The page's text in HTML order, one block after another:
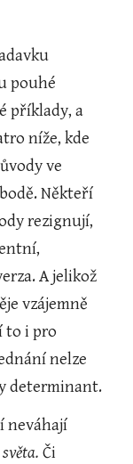
pouhé
příklady, a
níže, kde
ve
Někteří
rezignují,
A jelikož
vzájemně
to i pro
nelze
determinant.
neváhají
Či